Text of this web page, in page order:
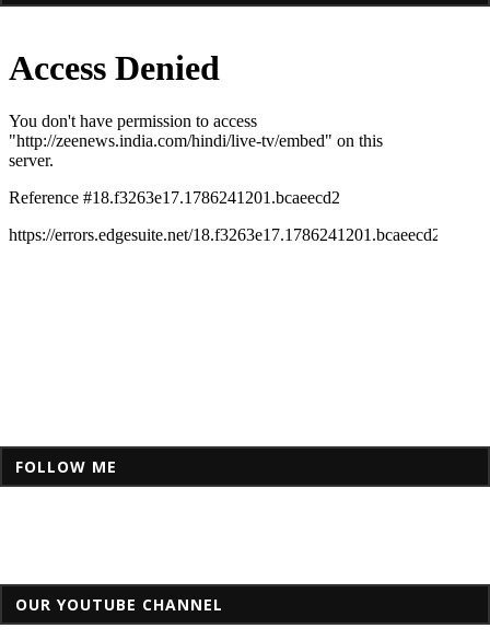
FOLLOW ME
OUR YOUTUBE CHANNEL